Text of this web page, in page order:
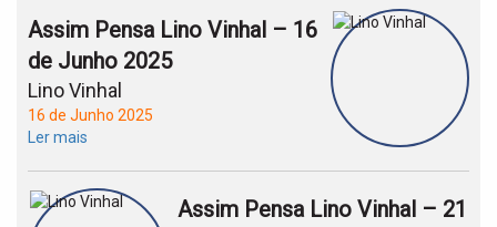
Assim Pensa Lino Vinhal – 16
de Junho 2025
Lino Vinhal
16 de Junho 2025
Ler mais
Assim Pensa Lino Vinhal – 21